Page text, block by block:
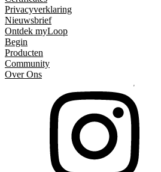
Privacyverklaring
Nieuwsbrief
Ontdek myLoop
Begin
Producten
Community
Over Ons